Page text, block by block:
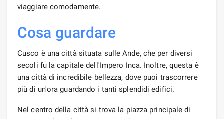
viaggiare comodamente.
Cosa guardare
Cusco è una città situata sulle Ande, che per diversi
secoli fu la capitale dell'Impero Inca. Inoltre, questa è
una città di incredibile bellezza, dove puoi trascorrere
più di un'ora guardando i tanti splendidi edifici.
Nel centro della città si trova la piazza principale di